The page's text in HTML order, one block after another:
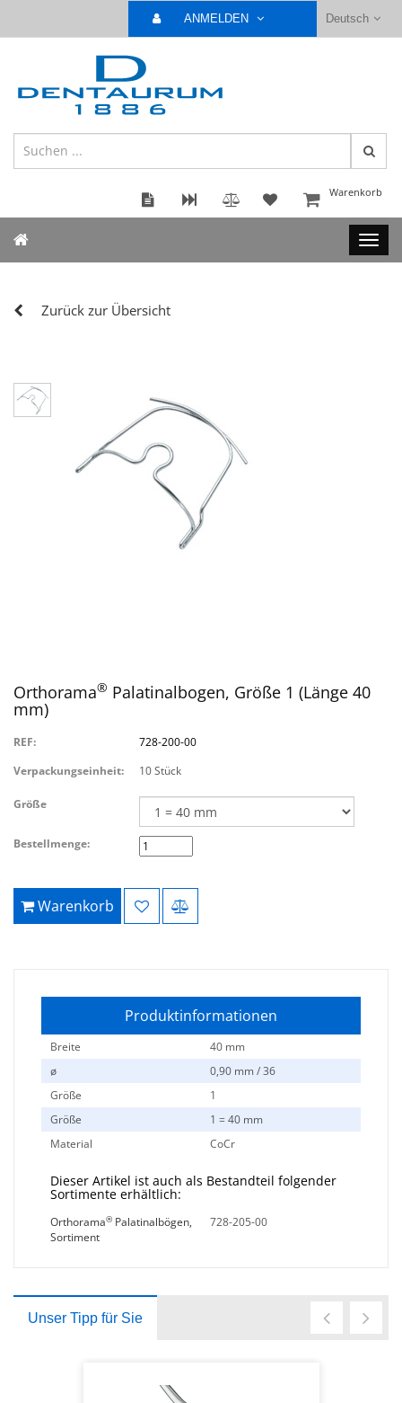
Deutsch
ANMELDEN
Warenkorb
Zurück zur Übersicht
Orthorama® Palatinalbogen, Größe 1 (Länge 40
mm)
REF:
728-200-00
Verpackungseinheit:
10 Stück
Größe
Bestellmenge:
Warenkorb
Produktinformationen
Breite
40 mm
ø
0,90 mm / 36
Größe
1
Größe
1 = 40 mm
Material
CoCr
Dieser Artikel ist auch als Bestandteil folgender
Sortimente erhältlich:
Orthorama® Palatinalbögen,
Sortiment
728-205-00
Unser Tipp für Sie